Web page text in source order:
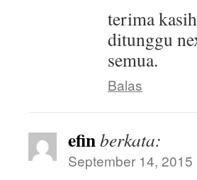
terima
ditunggu
semua.
Balas
efinberkata:
September 14,